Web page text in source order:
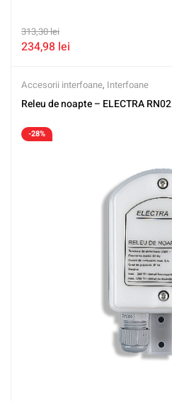
313,30lei
234,98 lei
Accesorii interfoane, Interfoane
Releu de noapte – ELECTRA RN02
-28%